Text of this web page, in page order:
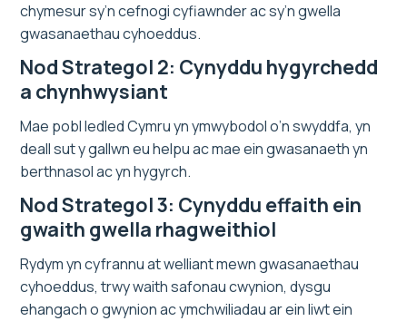
chymesur sy’n cefnogi cyfiawnder ac sy’n gwella
gwasanaethau cyhoeddus.
Nod Strategol 2: Cynyddu hygyrchedd
a chynhwysiant
Mae pobl ledled Cymru yn ymwybodol o’n swyddfa, yn
deall sut y gallwn eu helpu ac mae ein gwasanaeth yn
berthnasol ac yn hygyrch.
Nod Strategol 3: Cynyddu effaith ein
gwaith gwella rhagweithiol
Rydym yn cyfrannu at welliant mewn gwasanaethau
cyhoeddus, trwy waith safonau cwynion, dysgu
ehangach o gwynion ac ymchwiliadau ar ein liwt ein